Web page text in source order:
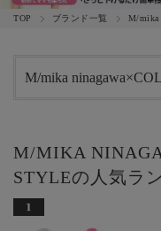
TOP ブランド一覧 M/mika
M/mika
M/MIKA
STYLEの人気ラ